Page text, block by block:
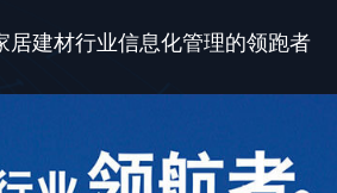
居建材行业信息化管理的领跑者